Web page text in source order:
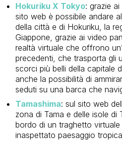
Hokuriku X Tokyo: grazie
sito web è possibile andare
della città e di Hokuriku, la
Giappone, grazie ai video
realtà virtuale che offrono
precedenti, che trasporta gli
scorci più belli della capitale
anche la possibilità di
seduti su una barca che
Tamashima: sul sito web
zona di Tama e delle isole
bordo di un traghetto
inaspettato paesaggio